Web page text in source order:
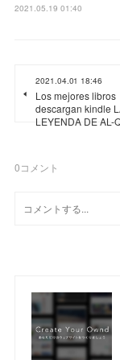
2021.05.19 01:40
2021.04.01 18:46
Los mejores libros
descargan kindle
LEYENDA DE AL-
0コメント